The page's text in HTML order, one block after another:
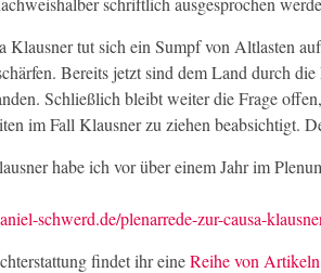
Klausner tut sich ein Sumpf von Altlasten
Bereits jetzt sind dem Land durch
Schließlich bleibt weiter die Frage
im Fall Klausner zu ziehen beabsichtigt.
habe ich vor über einem Jahr im
schwerd.de/plenarrede-zur-causa-
findet ihr eineReihe von Artikeln